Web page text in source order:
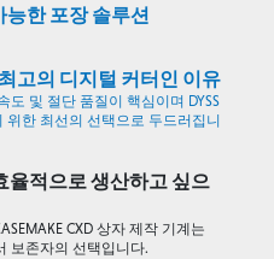
능한 포장 솔루션
고의 디지털 커터인 이유
도 및 절단 품질이 핵심이며 DYSS
한 최선의 선택으로 두드러집니
율적으로 생산하고 싶으
CXD 상자 제작 기계는
보존자의 선택입니다.